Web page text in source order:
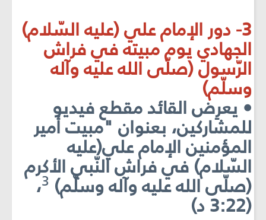
3- دور الإمام علي (عليه السّلام)
الجهادي يوم مبيته في فراش
الرّسول (صلّى الله عليه وآله
وسلّم)
• يعرِض القائد مقطع فيديو
للمشاركين، بعنوان "مبيت أمير
المؤمنين الإمام علي(عليه
السّلام) في فراش النّبي الأكرم
(صلّى الله عليه وآله وسلّم) 3،
(3:22 د)